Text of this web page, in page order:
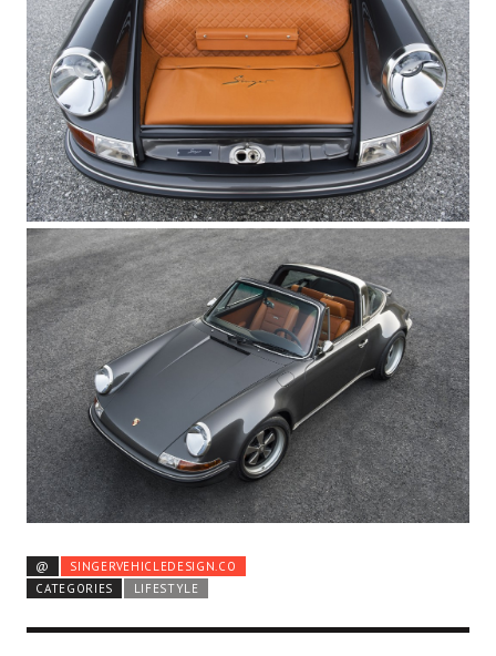
@
SINGERVEHICLEDESIGN.CO
CATEGORIES
LIFESTYLE